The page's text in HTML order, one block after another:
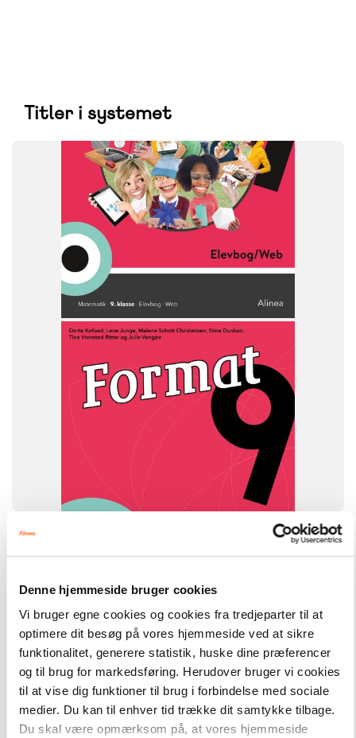
Denne hjemmeside bruger cookies
Vi bruger egne cookies og cookies fra tredjeparter til at
optimere dit besøg på vores hjemmeside ved at sikre
funktionalitet, generere statistik, huske dine præferencer
og til brug for markedsføring. Herudover bruger vi cookies
til at vise dig funktioner til brug i forbindelse med sociale
medier. Du kan til enhver tid trække dit samtykke tilbage.
Du skal være opmærksom på, at vores hjemmeside
Titler i systemet
Matematik
NIVEAU
9. klasse
Format
SYSTEM
Format
Matematik
NIVEAU
6. klasse